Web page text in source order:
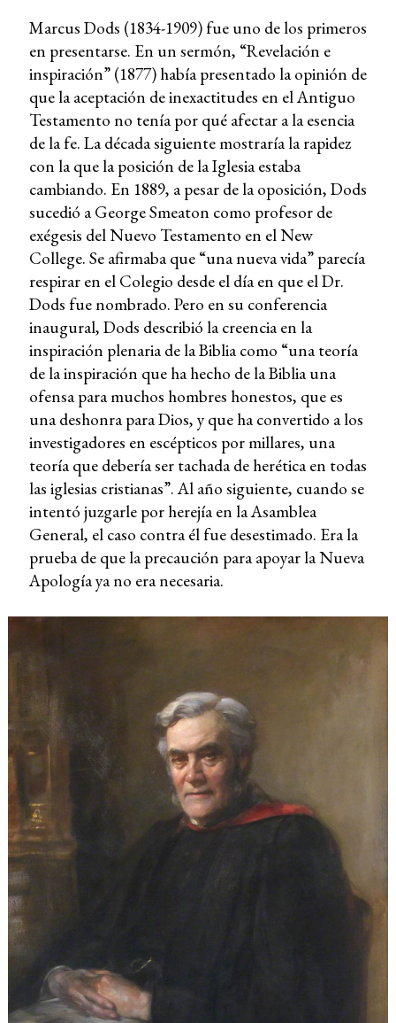
Marcus Dods (1834-1909) fue uno de los primeros
en presentarse. En un sermón, “Revelación e
inspiración” (1877) había presentado la opinión de
que la aceptación de inexactitudes en el Antiguo
Testamento no tenía por qué afectar a la esencia
de la fe. La década siguiente mostraría la rapidez
con la que la posición de la Iglesia estaba
cambiando. En 1889, a pesar de la oposición, Dods
sucedió a George Smeaton como profesor de
exégesis del Nuevo Testamento en el New
College. Se afirmaba que “una nueva vida” parecía
respirar en el Colegio desde el día en que el Dr.
Dods fue nombrado. Pero en su conferencia
inaugural, Dods describió la creencia en la
inspiración plenaria de la Biblia como “una teoría
de la inspiración que ha hecho de la Biblia una
ofensa para muchos hombres honestos, que es
una deshonra para Dios, y que ha convertido a los
investigadores en escépticos por millares, una
teoría que debería ser tachada de herética en todas
las iglesias cristianas”. Al año siguiente, cuando se
intentó juzgarle por herejía en la Asamblea
General, el caso contra él fue desestimado. Era la
prueba de que la precaución para apoyar la Nueva
Apología ya no era necesaria.